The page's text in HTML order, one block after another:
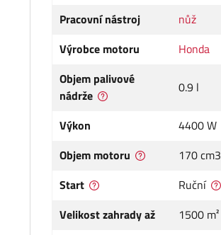
Pracovní nástroj
nůž
Výrobce motoru
Honda
Objem palivové
nádrže
0.9 l
Výkon
4400 W
Objem motoru
170 cm3
Start
Ruční
Velikost zahrady až
1500 m²